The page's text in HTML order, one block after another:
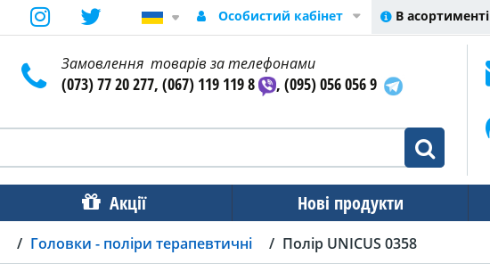
В асортименті
ТАК
Особистий кабінет
Замовлення товарів за телефонами
(073) 77 20 277, (067) 119 119 8 , (095) 056 056 9
Акції Нові продукти
Головки - поліри терапевтичні Полір UNICUS 0358